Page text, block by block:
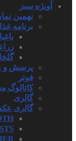
آویژه سبز
نهمین
برنامه
پرسش و
فوتر
کاتالوگ
گالری
گالری